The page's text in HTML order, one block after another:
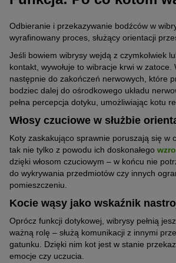
obowiązuje. Wynika to z historii ich ewolucji
jeszcze w życiu embrionalnym, stąd mają
Odbieranie i przekazywanie bodźców w
wyrafinowany proces, służący orientacji
Jeśli bowiem wibrysy wejdą z czymkolwiek
kontakt, wywołuje to wibracje krwi w
następnie do zakończeń nerwowych, które
bodziec dalej do ośrodkowego układu
pełna percepcja dotyku, umożliwiając kotu
Włosy czuciowe w służbie
Koty zaskakująco sprawnie poruszają się w
tak nie tylko z powodu ich doskonałego
dzięki włosom czuciowym – w końcu nie
do wykrywania przedmiotów czy innych
pomieszczeniu.
Kocie wąsy jako wskaźnik
Oprócz funkcji dotykowej, wibrysy pełnią
ważną rolę – służą komunikacji z innymi
gatunku. Dzięki nim kot jest w stanie
emocje czy uczucia.